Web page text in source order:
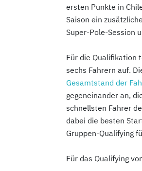
ersten Punkte in
Saison ein
Super-Pole-Session
Für die Qualifikation
sechs Fahrern auf.
Gesamtstand der
gegeneinander an,
schnellsten Fahrer
dabei die besten
Gruppen-Qualifying
Für das Qualifying